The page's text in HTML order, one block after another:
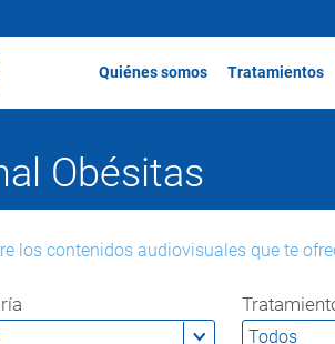
Quiénes somos Tratamientos
Obésitas
los contenidos audiovisuales que te